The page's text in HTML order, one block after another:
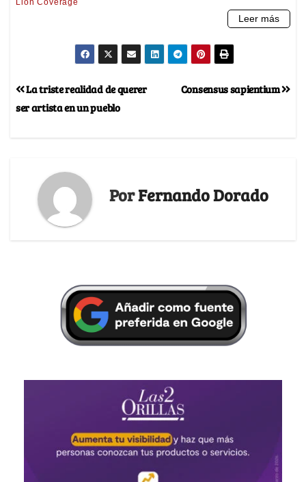
Consensus sapientium
La triste realidad de querer
ser artista en un pueblo
PorFernando Dorado